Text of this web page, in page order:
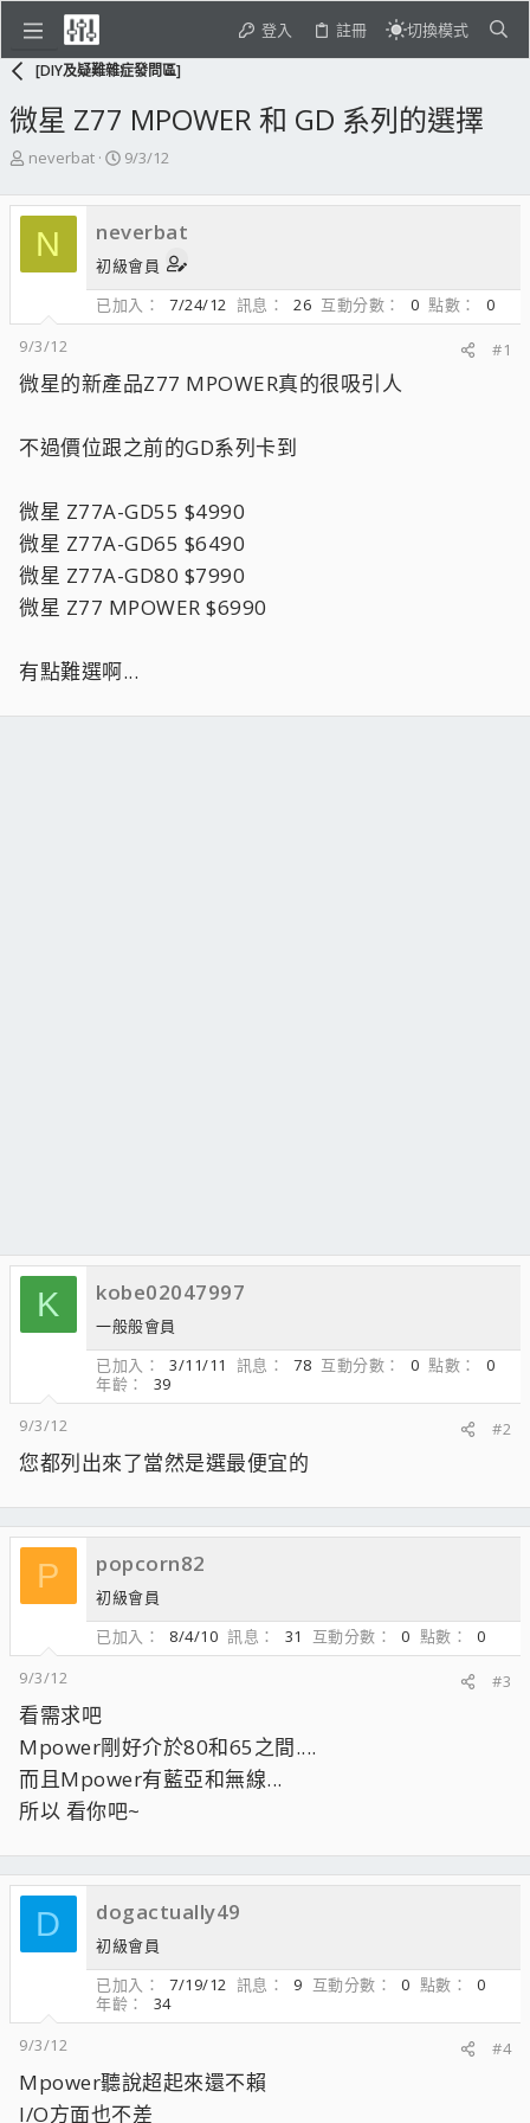
登入 註冊 切換模式
[DIY及疑難雜症發問區]
微星 Z77 MPOWER 和 GD 系列的選擇
主
發
起
人
neverbat
開
日
期
9/3/12
N neverbat
初級會員
已加入
7/24/12 訊息 26 互動分數 0 點數
0
9/3/12
#1
微星的新產品Z77 MPOWER真的很吸引人
不過價位跟之前的GD系列卡到
微星 Z77A-GD55 $4990
微星 Z77A-GD65 $6490
微星 Z77A-GD80 $7990
微星 Z77 MPOWER $6990
有點難選啊...
K kobe02047997
一般般會員
已加入
3/11/11 訊息 78 互動分數 0 點數
0
年齡
39
9/3/12
#2
您都列出來了當然是選最便宜的
P popcorn82
初級會員
已加入
8/4/10 訊息 31 互動分數 0 點數
0
9/3/12
#3
看需求吧
Mpower剛好介於80和65之間....
而且Mpower有藍亞和無線...
所以 看你吧~
D dogactually49
初級會員
已加入
7/19/12 訊息 9 互動分數 0 點數
0
年齡
34
9/3/12
#4
Mpower聽說超起來還不賴
I/O方面也不差